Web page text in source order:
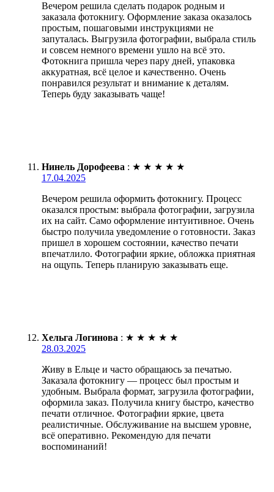
Вечером решила сделать подарок родным и
заказала фотокнигу. Оформление заказа оказалось
простым, пошаговыми инструкциями не
запуталась. Выгрузила фотографии, выбрала стиль
и совсем немного времени ушло на всё это.
Фотокнига пришла через пару дней, упаковка
аккуратная, всё целое и качественно. Очень
понравился результат и внимание к деталям.
Теперь буду заказывать чаще!
Нинель Дорофеева : ★ ★ ★ ★ ★
17.04.2025
Вечером решила оформить фотокнигу. Процесс
оказался простым: выбрала фотографии, загрузила
их на сайт. Само оформление интуитивное. Очень
быстро получила уведомление о готовности. Заказ
пришел в хорошем состоянии, качество печати
впечатлило. Фотографии яркие, обложка приятная
на ощупь. Теперь планирую заказывать еще.
Хельга Логинова : ★ ★ ★ ★ ★
28.03.2025
Живу в Ельце и часто обращаюсь за печатью.
Заказала фотокнигу — процесс был простым и
удобным. Выбрала формат, загрузила фотографии,
оформила заказ. Получила книгу быстро, качество
печати отличное. Фотографии яркие, цвета
реалистичные. Обслуживание на высшем уровне,
всё оперативно. Рекомендую для печати
воспоминаний!